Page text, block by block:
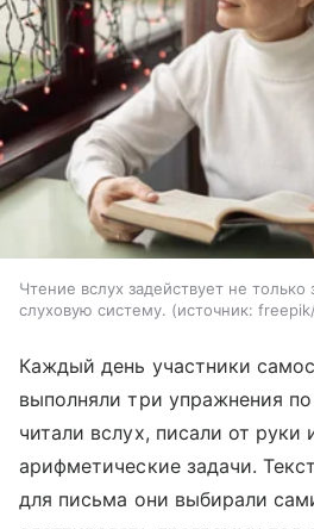
Чтение вслух задействует не
слуховую систему.
источник:
Каждый день участники
выполняли три упражнения
читали вслух, писали от
арифметические задачи.
для письма они выбирали